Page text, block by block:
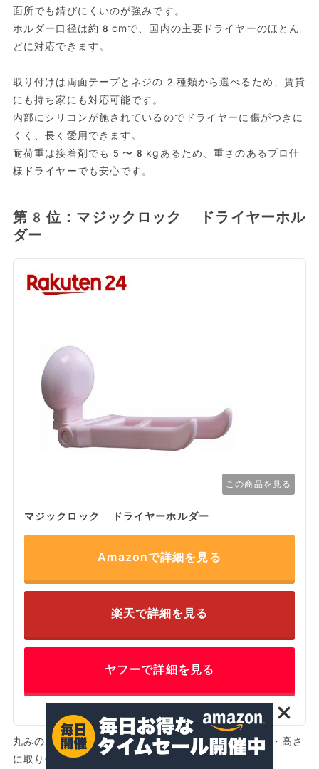
面所でも錆びにくいのが強みです。
ホルダー口径は約8cmで、国内の主要ドライヤーのほとん
どに対応できます。
取り付けは両面テープとネジの2種類から選べるため、賃貸
にも持ち家にも対応可能です。
内部にシリコンが施されているのでドライヤーに傷がつきに
くく、長く愛用できます。
耐荷重は接着剤でも5〜8kgあるため、重さのあるプロ仕
様ドライヤーでも安心です。
第8位：マジックロック ドライヤーホル
ダー
この商品を見る
マジックロック ドライヤーホルダー
Amazonで詳細を見る
楽天で詳細を見る
ヤフーで詳細を見る
丸みのある可愛らしいデザインと、吸盤で好みの場所・高さ
に取り付けられる手軽さが魅力です。